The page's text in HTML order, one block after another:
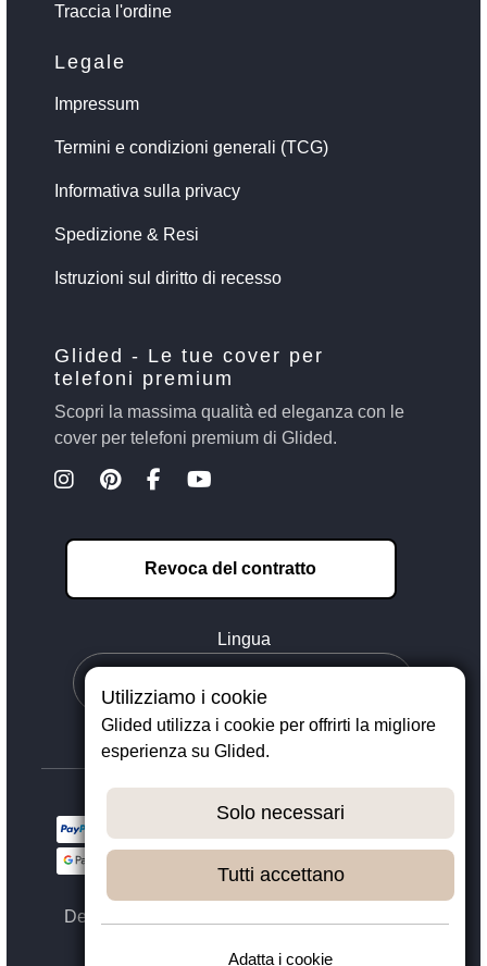
Traccia l'ordine
Legale
Impressum
Termini e condizioni generali (TCG)
Informativa sulla privacy
Spedizione & Resi
Istruzioni sul diritto di recesso
Glided - Le tue cover per
telefoni premium
Scopri la massima qualità ed eleganza con le
cover per telefoni premium di Glided.
Revoca del contratto
Lingua
Designed with ❤️ in Dortmund - © 2023 - 2026,
Utilizziamo i cookie
Glided utilizza i cookie per offrirti la migliore
esperienza su Glided.
Solo necessari
Tutti accettano
Adatta i cookie